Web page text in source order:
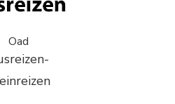
Oad